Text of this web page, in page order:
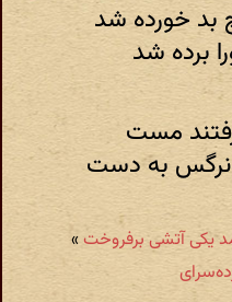
بد خورده شد
برده شد
مست
به دست
»